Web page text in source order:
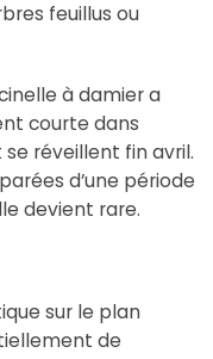
feuillus ou
à damier a
courte dans
se réveillent fin avril.
d’une période
devient rare.
sur le plan
de